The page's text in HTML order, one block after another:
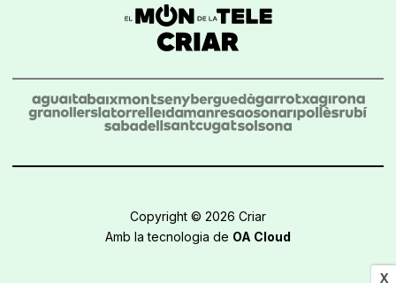
X
Copyright © 2026 Criar
Amb la tecnologia de OA Cloud